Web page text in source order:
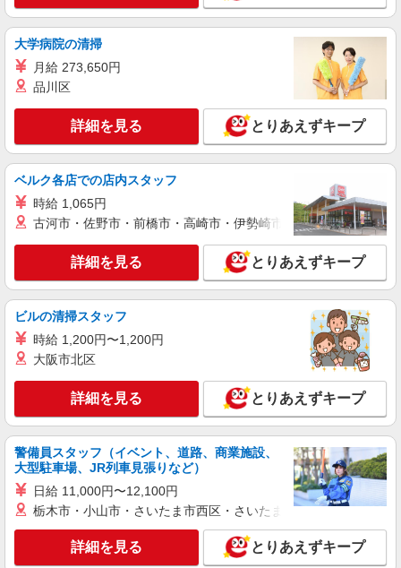
株式会社シエロ
【softbank】の携帯販売スタッフ
時給1400円〜 ※バイリンガル手当・資格手当
別途あり ※残業代支給 ★交通費別途支給（規定あ
り） ゜+゜・。○。・゜+゜・。○。・゜+゜ 入社
祝い金10万円支給(規定有) お友達を紹介頂くと, イ
ンセンティブ支給(規定有) ★月2回払い・週払い可
能（規程有）★ ゜・。○。・゜+゜・。○。・゜
+゜
沖縄県中頭郡北谷町の米軍基地内softbankショ
キープ
紹介予定派遣
携帯販売スタッフ【softbank】
時給1400円 ※期間限定1か月時給1500円 ※残
業代支給 ★交通費別途支給（規定あり） ゜
+゜・。○。・゜+゜・。○。・゜+゜ 入社祝い金10
ィブ支給(規定有) ★月2回払い・週払い可能（規程
有）★ ゜・。○。・゜+゜・。○。・゜+゜
沖縄県中頭郡北谷町の家電量販店
キープ 詳細を見る
株式会社シエロ
【エーユー】の店舗スタッフ
未経験 時給1300円〜 携帯業界経験
者 時給1350円〜 ※残業代支給 ★交通費別途支
給（規定あり） ゜+゜・。○。・゜+゜・。
○。・゜+゜ 入社祝い金10万円支給(規定有) お友達
を紹介頂くと, インセンティブ支給(規定有) ★月2
回払い・週払い可能（規程有）★ ゜・。○。・゜
沖縄県北谷町のauショップ
キープ 詳細を見る
大学病院の清掃
月給 273,650円
品川区
詳細を見る とりあえずキープ
ベルク各店での店内スタッフ
時給 1,065円
古河市・佐野市・前橋市・高崎市・伊勢崎市・太田市・館林市
詳細を見る とりあえずキープ
ビルの清掃スタッフ
時給 1,200円〜1,200円
大阪市北区
詳細を見る とりあえずキープ
警備員スタッフ（イベント、道路、商業施設、
大型駐車場、JR列車見張りなど）
日給 11,000円〜12,100円
栃木市・小山市・さいたま市西区・さいたま市岩槻区・久喜市・
詳細を見る とりあえずキープ